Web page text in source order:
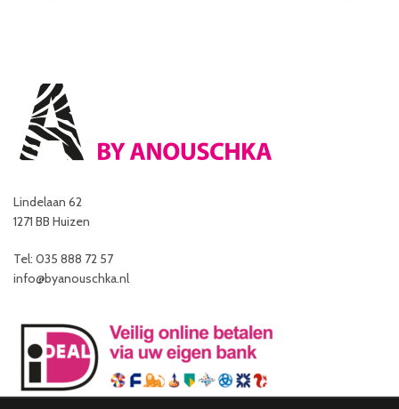
Lindelaan 62
1271 BB Huizen
Tel: 035 888 72 57
info@byanouschka.nl